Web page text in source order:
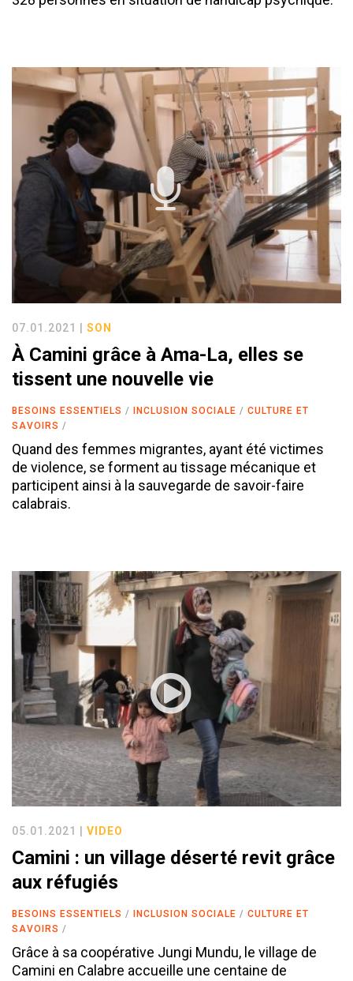
07.01.2021 | SON
À Camini grâce à Ama-La, elles se
tissent une nouvelle vie
BESOINS ESSENTIELS INCLUSION SOCIALE
CULTURE ET
SAVOIRS
Quand des femmes migrantes, ayant été victimes
de violence, se forment au tissage mécanique et
participent ainsi à la sauvegarde de savoir-faire
calabrais.
05.01.2021 | VIDEO
Camini : un village déserté revit grâce
aux réfugiés
BESOINS ESSENTIELS INCLUSION SOCIALE
CULTURE ET
SAVOIRS
Grâce à sa coopérative Jungi Mundu, le village de
Camini en Calabre accueille une centaine de